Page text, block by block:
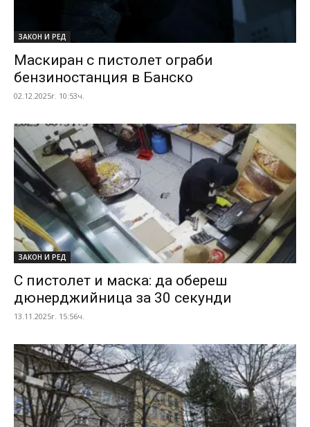
ЗАКОН И РЕД
Маскиран с пистолет ограби
бензиностанция в Банско
02.12.2025г. 10:53ч.
ЗАКОН И РЕД
С пистолет и маска: да обереш
дюнерджийница за 30 секунди
13.11.2025г. 15:56ч.